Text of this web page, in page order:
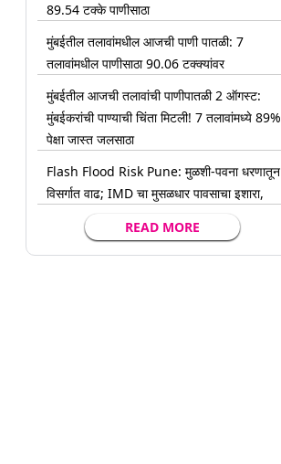
89.54 टक्के पाणीसाठा
मुंबईतील तलावांमधील आजची पाणी पातळी: 7
तलावांमधील पाणीसाठा 90.06 टक्क्यांवर
मुंबईतील आजची तलावांची पाणीपातळी 2 ऑगस्ट:
मुंबईकरांची पाण्याची चिंता मिटली! 7 तलावांमध्ये 89%
पेक्षा जास्त जलसाठा
Flash Flood Risk Pune: मुळशी-पवना धरणातून
विसर्गात वाढ; IMD चा मुसळधार पावसाचा इशारा,
READ MORE